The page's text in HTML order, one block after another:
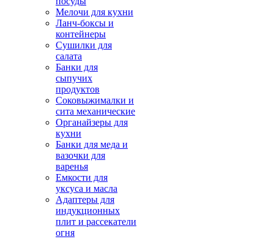
Мелочи для кухни
Ланч-боксы и
контейнеры
Сушилки для
салата
Банки для
сыпучих
продуктов
Соковыжималки и
сита механические
Органайзеры для
кухни
Банки для меда и
вазочки для
варенья
Емкости для
уксуса и масла
Адаптеры для
индукционных
плит и рассекатели
огня